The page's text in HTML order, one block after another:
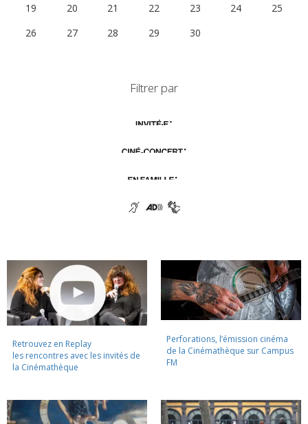
19
20 21 22 23 24
25
26
27 28 29 30
Filtrer par
Retrouvez en Replay
les rencontres avec les invités de
la Cinémathèque
Perforations, l’émission cinéma
de la Cinémathèque sur Campus
FM